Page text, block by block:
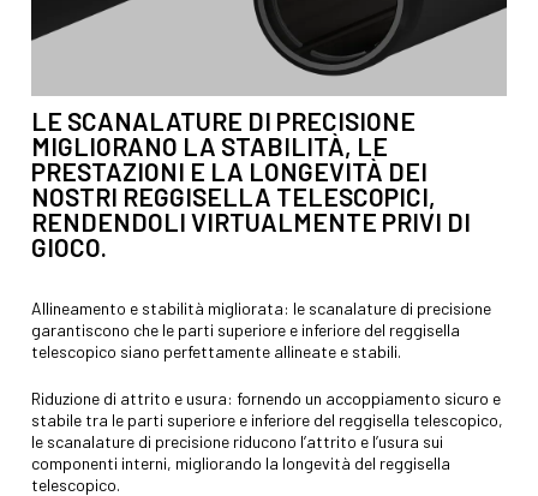
LE SCANALATURE DI PRECISIONE
MIGLIORANO LA STABILITÀ, LE
PRESTAZIONI E LA LONGEVITÀ DEI
NOSTRI REGGISELLA TELESCOPICI,
RENDENDOLI VIRTUALMENTE PRIVI DI
GIOCO.
Allineamento e stabilità migliorata: le scanalature di precisione
garantiscono che le parti superiore e inferiore del reggisella
telescopico siano perfettamente allineate e stabili.
Riduzione di attrito e usura: fornendo un accoppiamento sicuro e
stabile tra le parti superiore e inferiore del reggisella telescopico,
le scanalature di precisione riducono l’attrito e l’usura sui
componenti interni, migliorando la longevità del reggisella
telescopico.